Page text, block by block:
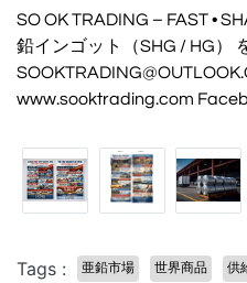
SO OK TRADING – FAST •
鉛インゴット（SHG / HG）
www.sooktrading.com
Tags : 亜鉛市場 世界商品 供